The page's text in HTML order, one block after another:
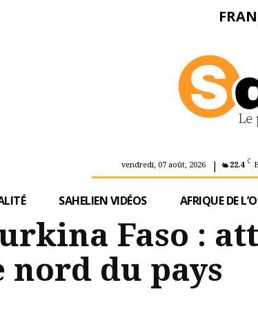
vendredi, 07 août, 2026 | 22.4 C
SAHELIEN VIDÉOS AFRIQUE DE
Faso :
nord du pays